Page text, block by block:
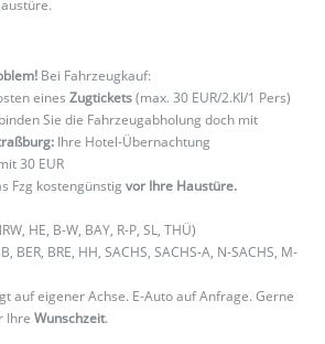
Bei Fahrzeugkauf:
eines Zugtickets(max. 30 EUR/2.Kl/1 Pers)
Sie die Fahrzeugabholung doch mit
Ihre Hotel-Übernachtung
30 EUR
Fzg kostengünstig vor Ihre Haustüre.
HE, B-W, BAY, R-P, SL, THÜ)
BER, BRE, HH, SACHS, SACHS-A, N-SACHS, M-
auf eigener Achse. E-Auto auf Anfrage. Gerne
Ihre Wunschzeit.